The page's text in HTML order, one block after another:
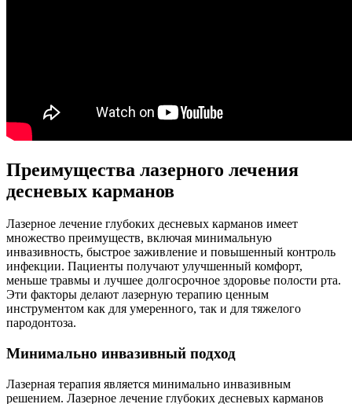
Преимущества лазерного лечения
десневых карманов
Лазерное лечение глубоких десневых карманов имеет
множество преимуществ, включая минимальную
инвазивность, быстрое заживление и повышенный контроль
инфекции. Пациенты получают улучшенный комфорт,
меньше травмы и лучшее долгосрочное здоровье полости рта.
Эти факторы делают лазерную терапию ценным
инструментом как для умеренного, так и для тяжелого
пародонтоза.
Минимально инвазивный подход
Лазерная терапия является минимально инвазивным
решением. Лазерное лечение глубоких десневых карманов